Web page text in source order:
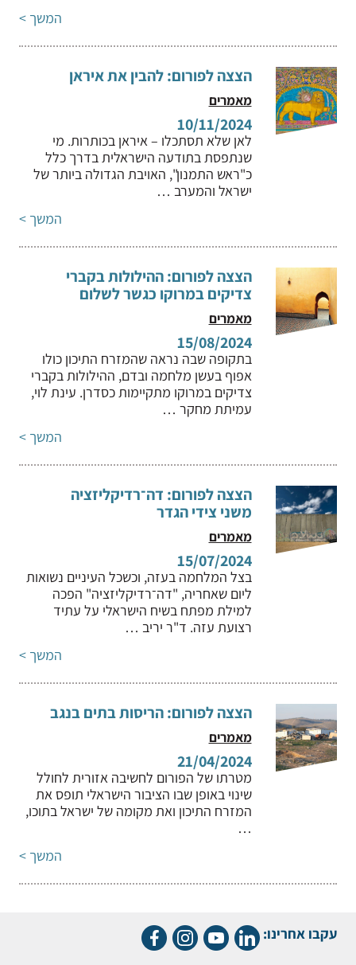
המשך >
הצצה לפורום: להבין את איראן
מאמרים
10/11/2024
לאן שלא תסתכלו – איראן בכותרות. מי
שנתפסת בתודעה הישראלית בדרך כלל
כ"ראש התמנון", האויבת הגדולה ביותר של
ישראל והמערב …
המשך >
הצצה לפורום: ההילולות בקברי
צדיקים במרוקו כגשר לשלום
מאמרים
15/08/2024
בתקופה שבה נראה שהמזרח התיכון כולו
אפוף בעשן מלחמה ובדם, ההילולות בקברי
צדיקים במרוקו מתקיימות כסדרן. עינת לוי,
עמיתת מחקר …
המשך >
הצצה לפורום: דה־רדיקליזציה
משני צידי הגדר
מאמרים
15/07/2024
בצל המלחמה בעזה, וכשכל העיניים נשואות
ליום שאחריה, "דה־רדיקליזציה" הפכה
למילת מפתח בשיח הישראלי על עתיד
רצועת עזה. ד"ר יריב …
המשך >
הצצה לפורום: הריסות בתים בנגב
מאמרים
21/04/2024
מטרתו של הפורום לחשיבה אזורית לחולל
שינוי באופן שבו הציבור הישראלי תופס את
המזרח התיכון ואת מקומה של ישראל בתוכו,
…
המשך >
עקבו אחרינו: